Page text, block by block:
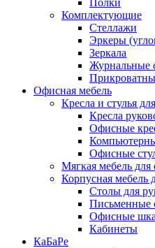
Комплектующие
Стеллажи
Эркеры
Зеркала
Журнальные
Офисная мебель
Кресла и стулья
Кресла
Офисные
Офисные
Мягкая мебель для
Корпусная мебель
Столы для
Письменные
Офисные
Кабинеты
КаБаРе